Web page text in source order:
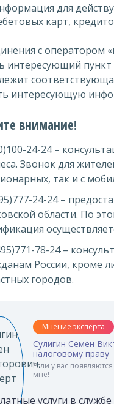
для
карт,
с оператором
интересующий
интересующую
внимание!
24-24 –
Звонок для
так и с
24-24 –
области. По
78-24 –
России, кроме
городов.
Мнение эксперта
Сулигин Семен
налоговому праву
Если у вас
мне!
услуги в